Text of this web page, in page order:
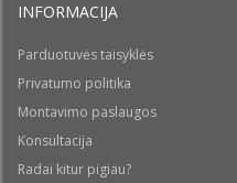
INFORMACIJA
Parduotuvės taisyklės
Privatumo politika
Montavimo paslaugos
Konsultacija
Radai kitur pigiau?